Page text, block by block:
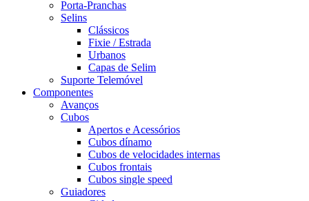
Porta-Pranchas
Selins
Clássicos
Fixie / Estrada
Urbanos
Capas de Selim
Suporte Telemóvel
Componentes
Avanços
Cubos
Apertos e Acessórios
Cubos dínamo
Cubos de velocidades internas
Cubos frontais
Cubos single speed
Guiadores